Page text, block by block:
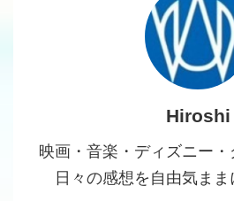
Hiroshi
映画・音楽・ディズニー
日々の感想を自由気まま